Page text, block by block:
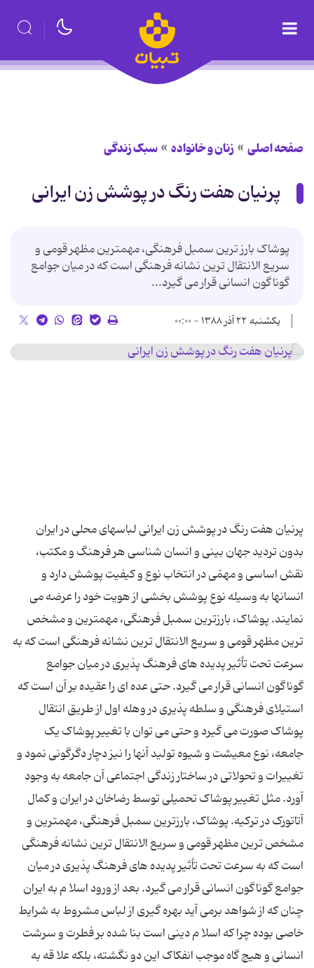
صفحه اصلی زنان و خانواده سبک زندگی
پرنیان هفت رنگ در پوشش زن ایرانی
پوشاک بارز ترین سمبل فرهنگی، مهمترین مظهر قومی و
سریع الانتقال ترین نشانه فرهنگی است که در میان جوامع
گوناگون انسانی قرار می گیرد...
یکشنبه ۲۲ آذر ۱۳۸۸ - ۰۰:۰۰
پرنیان هفت رنگ در پوشش زن ایرانی لباسهای محلی در ایران
بدون تردید جهان بینى و انسان شناسى هر فرهنگ و مكتب،
نقش اساسى و مهمّى در انتخاب نوع و كیفیت پوشش دارد و
انسانها به وسیله نوع پوشش بخشی از هویت خود را عرضه می
نمایند. پوشاک، بارزترین سمبل فرهنگی، مهمترین و مشخص
ترین مظهر قومی و سریع الانتقال ترین نشانه فرهنگی است که به
سرعت تحت تأثیر پدیده های فرهنگ پذیری در میان جوامع
گوناگون انسانی قرار می گیرد. حتی عده ای را عقیده بر آن است که
استیلای فرهنگی و سلطه پذیری در وهله اول از طریق انتقال
پوشاک صورت می گیرد و حتی می توان با تغییر پوشاک یک
جامعه، نوع معیشت و شیوه تولید آنها را نیز دچار دگرگونی نمود و
تغییرات و تحولاتی در ساختار زندگی اجتماعی آن جامعه به وجود
آورد. مثل تغییر پوشاک تحمیلی توسط رضاخان در ایران و کمال
آتاتورک در ترکیه. پوشاک، بارزترین سمبل فرهنگی، مهمترین و
مشخص ترین مظهر قومی و سریع الانتقال ترین نشانه فرهنگی
است که به سرعت تحت تأثیر پدیده های فرهنگ پذیری در میان
جوامع گوناگون انسانی قرار می گیرد. بعد از ورود اسلا م به ایران
چنان که از شواهد برمی آید بهره گیری از لباس مشروط به شرایط
خاصی بوده چرا که اسلا م دینی است بنا شده بر فطرت و سرشت
انسانی و هیچ گاه موجب انفکاک این دو نگشته، بلکه علا قه به